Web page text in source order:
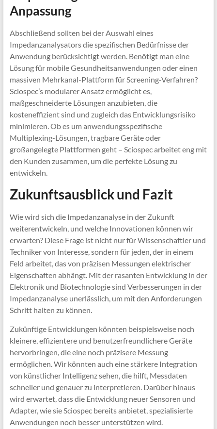
Anpassung
Abschließend sollten bei der Auswahl eines
Impedanzanalysators die spezifischen Bedürfnisse der
Anwendung berücksichtigt werden. Benötigt man eine
Lösung für mobile Gesundheitsanwendungen oder einen
massiven Mehrkanal-Plattform für Screening-Verfahren?
Sciospec’s modularer Ansatz ermöglicht es,
maßgeschneiderte Lösungen anzubieten, die
kosteneffizient sind und zugleich das Entwicklungsrisiko
minimieren. Ob es um anwendungsspezifische
Multiplexing-Lösungen, tragbare Geräte oder
großangelegte Plattformen geht – Sciospec arbeitet eng mit
den Kunden zusammen, um die perfekte Lösung zu
entwickeln.
Zukunftsausblick und Fazit
Wie wird sich die Impedanzanalyse in der Zukunft
weiterentwickeln, und welche Innovationen können wir
erwarten? Diese Frage ist nicht nur für Wissenschaftler und
Techniker von Interesse, sondern für jeden, der in einem
Feld arbeitet, das von präzisen Messungen elektrischer
Eigenschaften abhängt. Mit der rasanten Entwicklung in der
Elektronik und Biotechnologie sind Verbesserungen in der
Impedanzanalyse unerlässlich, um mit den Anforderungen
Schritt halten zu können.
Zukünftige Entwicklungen könnten beispielsweise noch
kleinere, effizientere und benutzerfreundlichere Geräte
hervorbringen, die eine noch präzisere Messung
ermöglichen. Wir könnten auch eine stärkere Integration
von künstlicher Intelligenz sehen, die hilft, Messdaten
schneller und genauer zu interpretieren. Darüber hinaus
wird erwartet, dass die Entwicklung neuer Sensoren und
Adapter, wie sie Sciospec bereits anbietet, spezialisierte
Anwendungen noch besser unterstützen wird.